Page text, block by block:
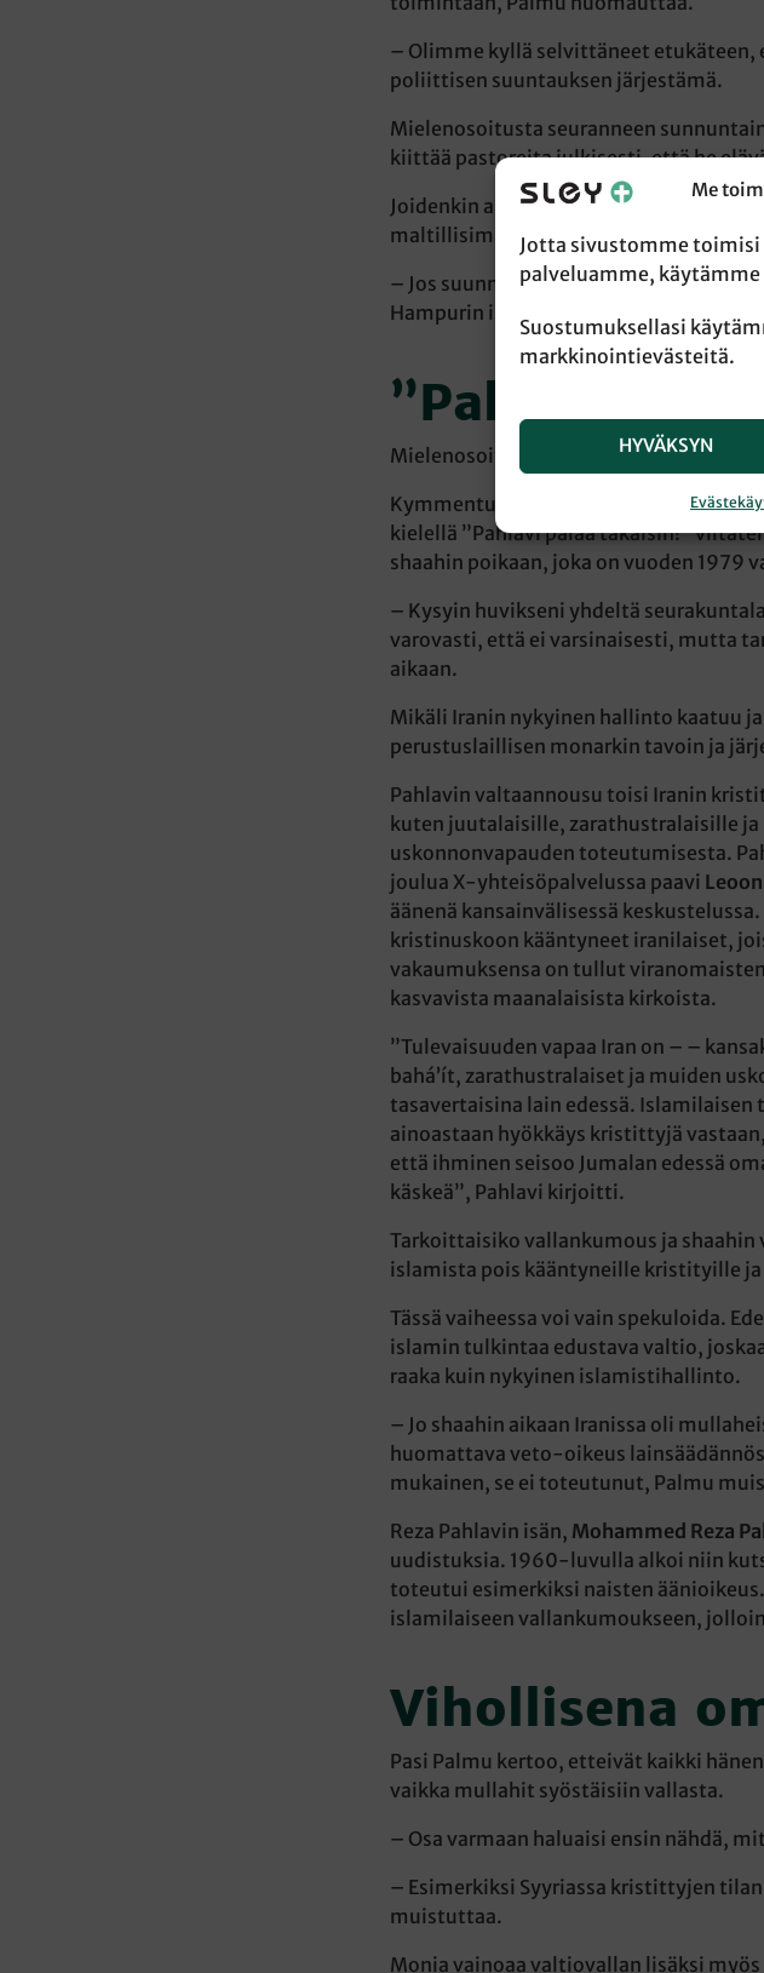
Me
Jotta sivustomme
palveluamme,
Suostumuksellasi
markkinointievästeitä.
HYVÄKSYN
– Olimme kyllä selvittäneet
poliittisen suuntauksen järjestämä.
Mielenosoitusta seuranneen
kiittää pastoreita julkisesti, että he
Joidenkin arvioiden mukaan
maltillisimpienkin mukaan kymmenen
– Jos suunnilleen kaikki
Hampurin iranilaista oli paikalla, Palmu
”Pahlavi
Mielenosoituksen päähenkilö ei sen
Kymmentuhatpäinen väkijoukko
kielellä ”Pahlavi palaa takaisin!”
shaahin poikaan, joka on vuoden 1979
– Kysyin huvikseni yhdeltä
varovasti, että ei varsinaisesti, mutta
aikaan.
Mikäli Iranin nykyinen hallinto kaatuu
perustuslaillisen monarkin tavoin ja
Pahlavin valtaannousu toisi Iranin
kuten juutalaisille, zarathustralaisille
uskonnonvapauden toteutumisesta.
joulua X-yhteisöpalvelussa paavi Leoon
äänenä kansainvälisessä
kristinuskoon kääntyneet iranilaiset,
vakaumuksensa on tullut
kasvavista maanalaisista kirkoista.
”Tulevaisuuden vapaa Iran on – –
bahá’ít, zarathustralaiset ja muiden
tasavertaisina lain edessä.
ainoastaan hyökkäys kristittyjä
että ihminen seisoo Jumalan edessä
käskeä”, Pahlavi kirjoitti.
Tarkoittaisiko vallankumous ja
islamista pois kääntyneille kristityille
Tässä vaiheessa voi vain spekuloida.
islamin tulkintaa edustava valtio,
raaka kuin nykyinen islamistihallinto.
– Jo shaahin aikaan Iranissa oli
huomattava veto-oikeus
mukainen, se ei toteutunut, Palmu
Reza Pahlavin isän, Mohammed Reza
uudistuksia. 1960-luvulla alkoi niin
toteutui esimerkiksi naisten
islamilaiseen vallankumoukseen,
Vihollisena
Pasi Palmu kertoo, etteivät kaikki
vaikka mullahit syöstäisiin vallasta.
– Osa varmaan haluaisi ensin nähdä,
– Esimerkiksi Syyriassa kristittyjen
muistuttaa.
Monia vainoaa valtiovallan lisäksi